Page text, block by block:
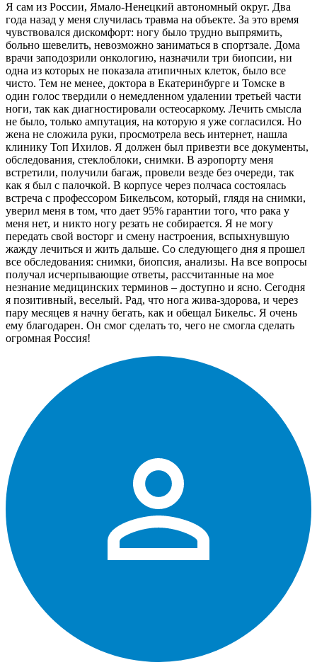
Я сам из России, Ямало-Ненецкий автономный округ. Два
года назад у меня случилась травма на объекте. За это время
чувствовался дискомфорт: ногу было трудно выпрямить,
больно шевелить, невозможно заниматься в спортзале. Дома
врачи заподозрили онкологию, назначили три биопсии, ни
одна из которых не показала атипичных клеток, было все
чисто. Тем не менее, доктора в Екатеринбурге и Томске в
один голос твердили о немедленном удалении третьей части
ноги, так как диагностировали остеосаркому. Лечить смысла
не было, только ампутация, на которую я уже согласился. Но
жена не сложила руки, просмотрела весь интернет, нашла
клинику Топ Ихилов. Я должен был привезти все документы,
обследования, стеклоблоки, снимки. В аэропорту меня
встретили, получили багаж, провели везде без очереди, так
как я был с палочкой. В корпусе через полчаса состоялась
встреча с профессором Бикельсом, который, глядя на снимки,
уверил меня в том, что дает 95% гарантии того, что рака у
меня нет, и никто ногу резать не собирается. Я не могу
передать свой восторг и смену настроения, вспыхнувшую
жажду лечиться и жить дальше. Со следующего дня я прошел
все обследования: снимки, биопсия, анализы. На все вопросы
получал исчерпывающие ответы, рассчитанные на мое
незнание медицинских терминов – доступно и ясно. Сегодня
я позитивный, веселый. Рад, что нога жива-здорова, и через
пару месяцев я начну бегать, как и обещал Бикельс. Я очень
ему благодарен. Он смог сделать то, чего не смогла сделать
огромная Россия!